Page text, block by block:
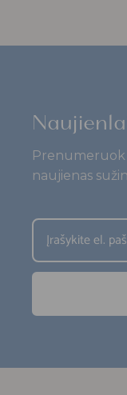
Prenumeruok
naujienas